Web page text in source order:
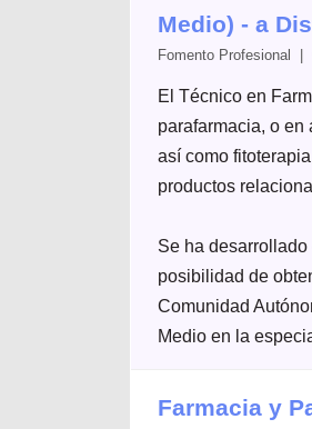
Medio) - a
Fomento Profesional
El Técnico en
parafarmacia, o
así como
productos
Se ha
posibilidad de
Comunidad
Medio en la
Farmacia y